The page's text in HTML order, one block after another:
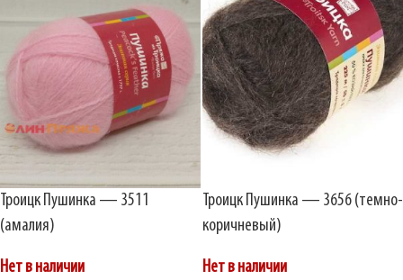
Троицк Пушинка — 3511
(амалия)
Нет в наличии
Троицк Пушинка — 3656 (темно-
коричневый)
Нет в наличии